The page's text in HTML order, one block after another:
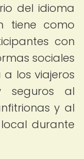
del idioma
tiene como
con
sociales
los viajeros
seguros al
y al
durante